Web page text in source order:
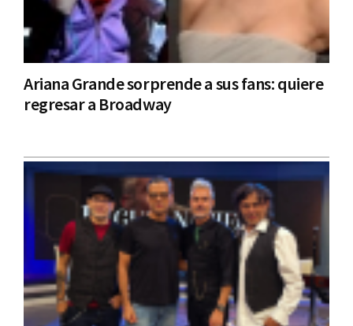
Ariana Grande sorprende a sus fans: quiere
regresar a Broadway